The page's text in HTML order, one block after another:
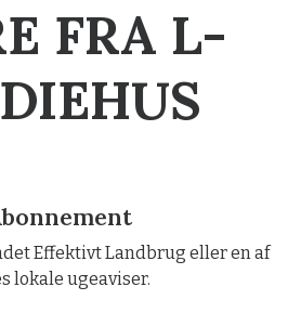
FRA L-
Effektivt Landbrug eller en af
lokale ugeaviser.